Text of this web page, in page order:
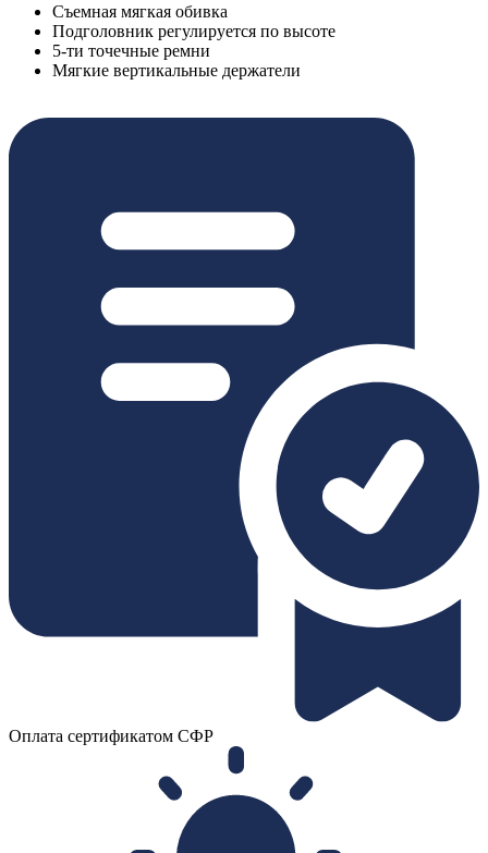
Съемная мягкая обивка
Подголовник регулируется по высоте
5-ти точечные ремни
Мягкие вертикальные держатели
Оплата сертификатом СФР